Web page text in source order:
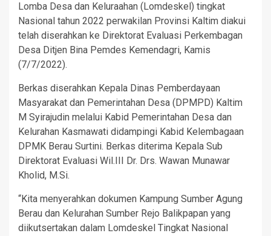
Lomba Desa dan Keluraahan (Lomdeskel) tingkat
Nasional tahun 2022 perwakilan Provinsi Kaltim diakui
telah diserahkan ke Direktorat Evaluasi Perkembagan
Desa Ditjen Bina Pemdes Kemendagri, Kamis
(7/7/2022).
Berkas diserahkan Kepala Dinas Pemberdayaan
Masyarakat dan Pemerintahan Desa (DPMPD) Kaltim
M Syirajudin melalui Kabid Pemerintahan Desa dan
Kelurahan Kasmawati didampingi Kabid Kelembagaan
DPMK Berau Surtini. Berkas diterima Kepala Sub
Direktorat Evaluasi Wil.III Dr. Drs. Wawan Munawar
Kholid, M.Si.
“Kita menyerahkan dokumen Kampung Sumber Agung
Berau dan Kelurahan Sumber Rejo Balikpapan yang
diikutsertakan dalam Lomdeskel Tingkat Nasional